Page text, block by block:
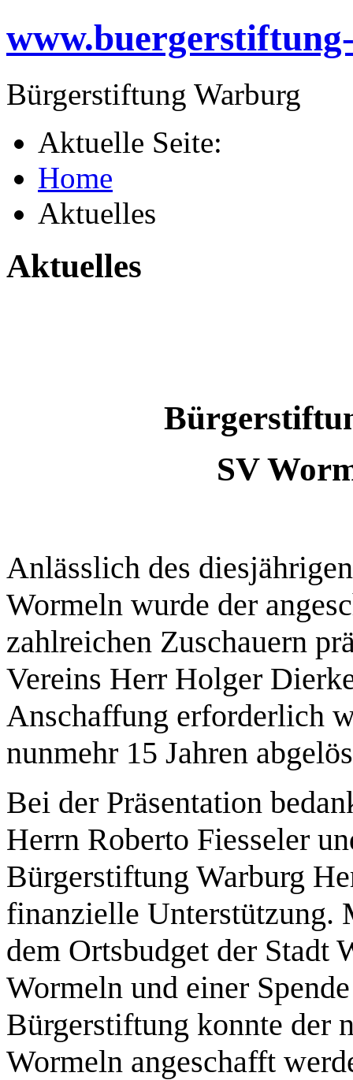
Bürgerstiftung Warburg
Aktuelle Seite:
Home
Aktuelles
Aktuelles
SV
Anlässlich des
Wormeln wurde der
zahlreichen Zuschauern
Vereins Herr Holger
Anschaffung erforderlich
nunmehr 15 Jahren
Bei der Präsentation
Herrn Roberto Fiesseler
Bürgerstiftung Warburg
finanzielle Unterstützung.
dem Ortsbudget der Stadt
Wormeln und einer
Bürgerstiftung konnte der
Wormeln angeschafft